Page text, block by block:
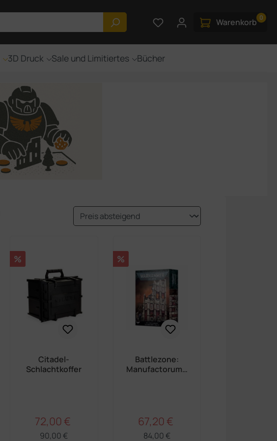
Du hast 0 Produkte auf dem
Warenkorb 0
3D Druck Sale und Limitiertes Bücher
Rabatt
%
Citadel-
Schlachtkoffer
Verkaufspreis:
72,00 €
90,00 €
Rabatt
%
Battlezone:
Manufactorum –
Verkaufspreis:
67,20 €
84,00 €